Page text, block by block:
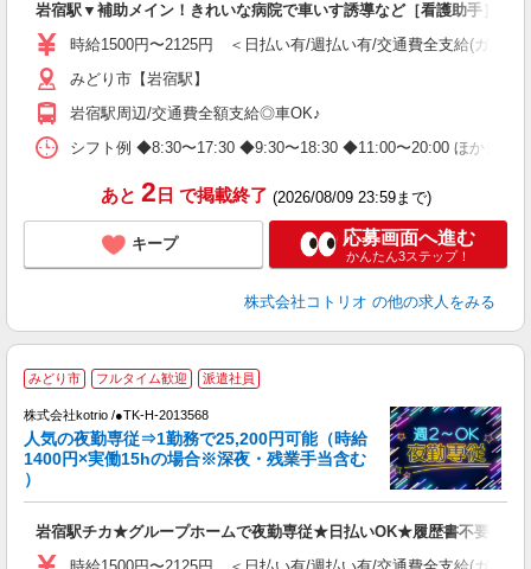
岩宿駅▼補助メイン！きれいな病院で車いす誘導など［看護助手］
時給1500円〜2125円 ＜日払い有/週払い有/交通費全支給(ガソリ
みどり市【岩宿駅】
岩宿駅周辺/交通費全額支給◎車OK♪
シフト例 ◆8:30〜17:30 ◆9:30〜18:30 ◆11:00〜20:00 ほかシフ
あと 2 日 で掲載終了 (2026/08/09 23:59まで)
キープ 応募画面へ進む
かんたん3ステップ！
株式会社コトリオ の他の求人をみる
みどり市 フルタイム歓迎 派遣社員
株式会社kotrio /●TK-H-2013568
人気の夜勤専従⇒1勤務で25,200円可能（時給
1400円×実働15hの場合※深夜・残業手当含む
）
岩宿駅チカ★グループホームで夜勤専従★日払いOK★履歴書不要